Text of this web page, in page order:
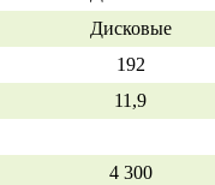
Дисковые
192
11,9
4 300